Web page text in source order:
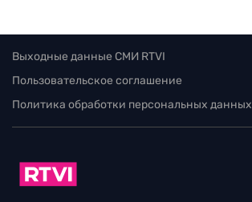
Выходные данные СМИ RTVI
Пользовательское соглашение
Политика обработки персональных данных